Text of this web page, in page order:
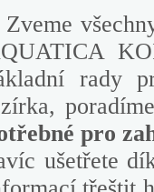
rady
pro
ušetřete